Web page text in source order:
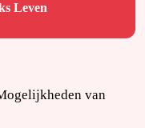
Leven
van